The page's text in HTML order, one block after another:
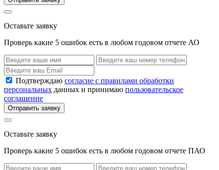
Оставьте заявку
Проверь какие 5 ошибок есть в любом годовом отчете АО
Подтверждаю согласие с правилами обработки
персональных данных и принимаю пользовательское
соглашение
Отправить заявку
Оставьте заявку
Проверь какие 5 ошибок есть в любом годовом отчете ПАО